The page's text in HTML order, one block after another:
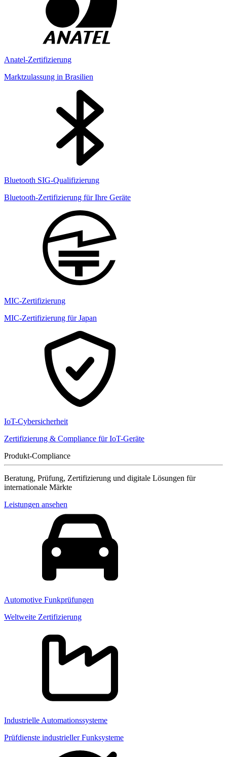
Anatel-Zertifizierung
Marktzulassung in Brasilien
Bluetooth SIG-Qualifizierung
Bluetooth-Zertifizierung für Ihre Geräte
MIC-Zertifizierung
MIC-Zertifizierung für Japan
IoT-Cybersicherheit
Zertifizierung & Compliance für IoT-Geräte
Produkt-Compliance
Beratung, Prüfung, Zertifizierung und digitale Lösungen für
internationale Märkte
Leistungen ansehen
Automotive Funkprüfungen
Weltweite Zertifizierung
Industrielle Automationssysteme
Prüfdienste industrieller Funksysteme